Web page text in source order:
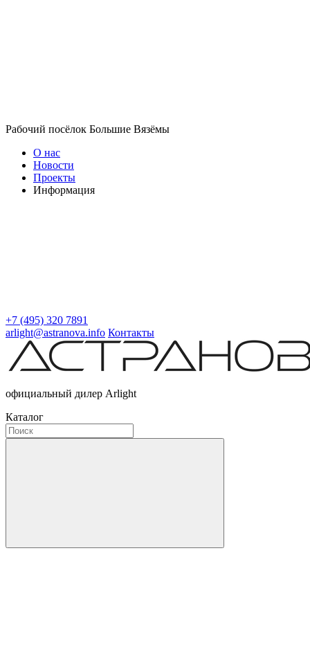
Рабочий посёлок Большие Вязёмы
О нас
Новости
Проекты
Информация
+7 (495) 320 7891
arlight@astranova.info Контакты
официальный дилер Arlight
Каталог